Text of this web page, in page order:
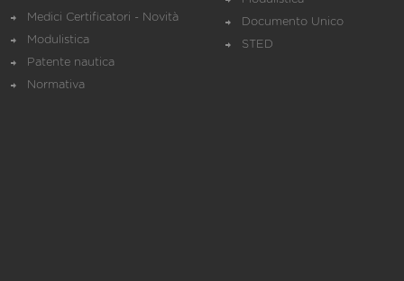
Medici Certificatori - Novità
Modulistica
Patente nautica
Normativa
Documento Unico
STED